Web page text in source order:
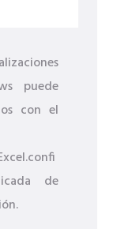
puede
con el
de